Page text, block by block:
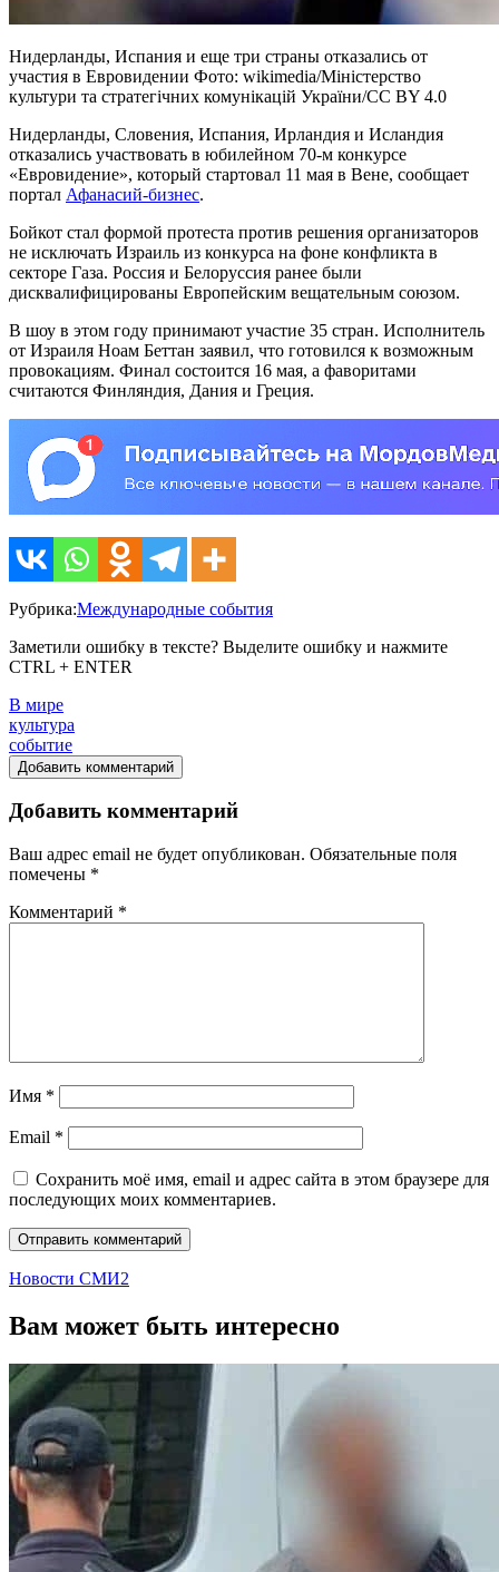
Нидерланды, Испания и еще три страны отказались от
участия в Евровидении Фото: wikimedia/Міністерство
культури та стратегічних комунікацій України/CC BY 4.0
Нидерланды, Словения, Испания, Ирландия и Исландия
отказались участвовать в юбилейном 70-м конкурсе
«Евровидение», который стартовал 11 мая в Вене, сообщает
портал Афанасий-бизнес.
Бойкот стал формой протеста против решения организаторов
не исключать Израиль из конкурса на фоне конфликта в
секторе Газа. Россия и Белоруссия ранее были
дисквалифицированы Европейским вещательным союзом.
В шоу в этом году принимают участие 35 стран. Исполнитель
от Израиля Ноам Беттан заявил, что готовился к возможным
провокациям. Финал состоится 16 мая, а фаворитами
считаются Финляндия, Дания и Греция.
Рубрика:Международные события
Заметили ошибку в тексте? Выделите ошибку и нажмите
CTRL + ENTER
В мире
культура
событие
Добавить комментарий
Добавить комментарий
Ваш адрес email не будет опубликован. Обязательные поля
помечены *
Комментарий *
Имя *
Email *
Сохранить моё имя, email и адрес сайта в этом браузере для
последующих моих комментариев.
Новости СМИ2
Вам может быть интересно